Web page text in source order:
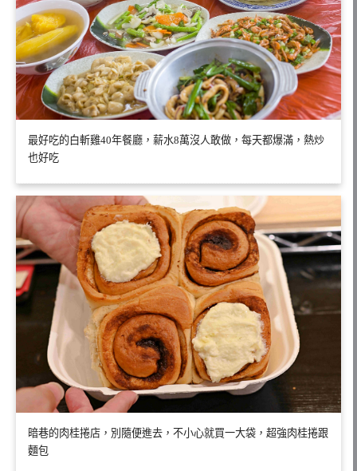
最好吃的白斬雞40年餐廳，薪水8萬沒人敢做，每天都爆滿，熱炒
也好吃
暗巷的肉桂捲店，別隨便進去，不小心就買一大袋，超強肉桂捲跟
麵包